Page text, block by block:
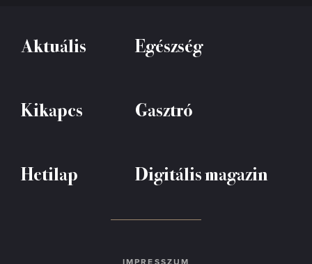
Aktuális Egészség
Kikapcs Gasztró
Hetilap Digitális magazin
IMPRESSZUM